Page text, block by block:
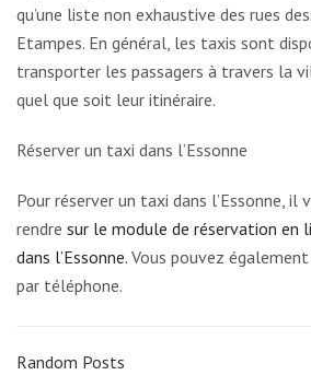
qu’une liste non exhaustive des rues
Etampes. En général, les taxis sont
transporter les passagers à travers la
quel que soit leur itinéraire.
Réserver un taxi dans l’Essonne
Pour réserver un taxi dans l’Essonne,
rendre sur le module de réservation en
dans l’Essonne. Vous pouvez
par téléphone.
Random Posts